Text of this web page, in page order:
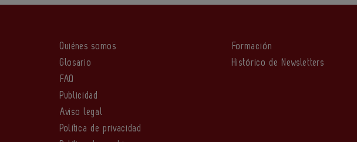
Quiénes somos
Glosario
FAQ
Publicidad
Aviso legal
Política de privacidad
Formación
Histórico de Newsletters